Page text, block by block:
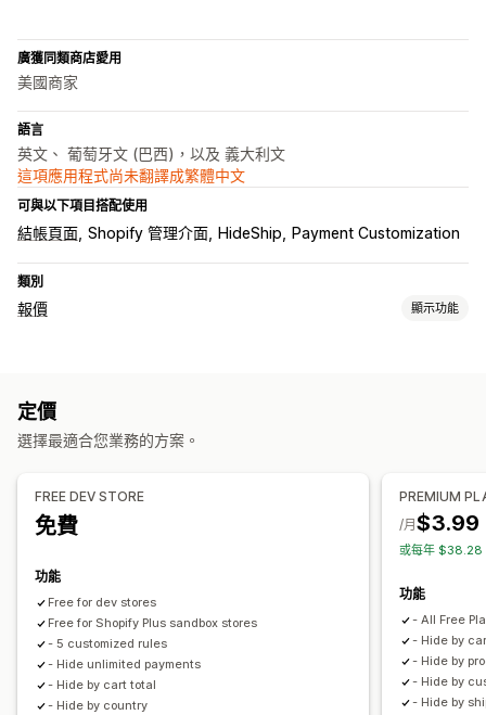
廣獲同類商店愛用
美國商家
語言
英文、 葡萄牙文 (巴西)，以及 義大利文
這項應用程式尚未翻譯成繁體中文
可與以下項目搭配使用
結帳頁面 Shopify 管理介面 HideShip Payment Customization
類別
報價 顯示功能
定價
選擇最適合您業務的方案。
FREE DEV STORE
免費
功能
Free for dev stores
Free for Shopify Plus sandbox stores
- 5 customized rules
- Hide unlimited payments
- Hide by cart total
- Hide by country
PREMIUM
$3.99
/月
或每年 $38.28
功能
- All Free
- Hide by
- Hide by
- Hide by
- Hide by